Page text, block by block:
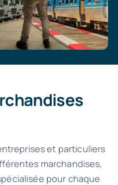
et particuliers
marchandises,
pour chaque